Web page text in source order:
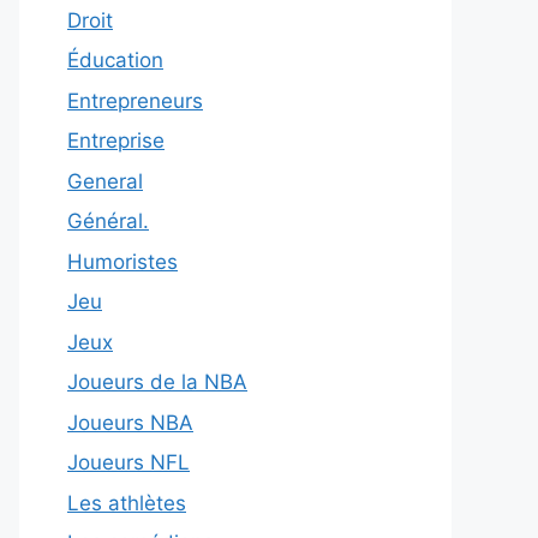
Droit
Éducation
Entrepreneurs
Entreprise
General
Général.
Humoristes
Jeu
Jeux
Joueurs de la NBA
Joueurs NBA
Joueurs NFL
Les athlètes